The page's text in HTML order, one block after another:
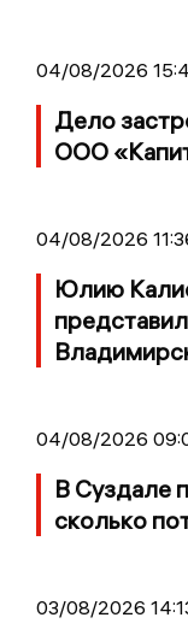
04/08/2026
Дело
ООО
04/08/2026
Юлию
04/08/2026
В Суздале
сколько
03/08/2026